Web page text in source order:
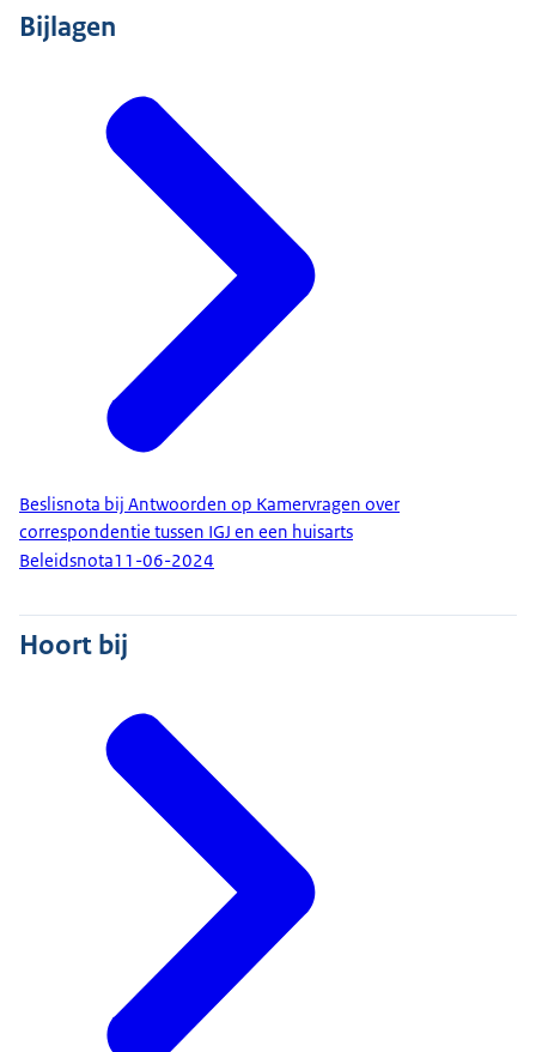
Bijlagen
Beslisnota bij Antwoorden op Kamervragen over
correspondentie tussen IGJ en een huisarts
Beleidsnota11-06-2024
Hoort bij